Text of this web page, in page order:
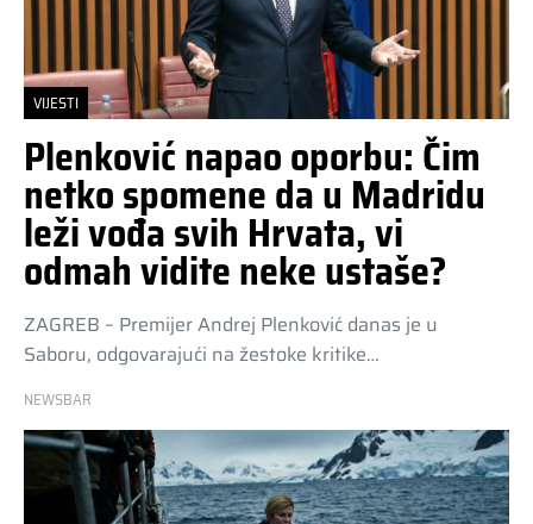
VIJESTI
Plenković napao oporbu: Čim
netko spomene da u Madridu
leži vođa svih Hrvata, vi
odmah vidite neke ustaše?
ZAGREB – Premijer Andrej Plenković danas je u
Saboru, odgovarajući na žestoke kritike…
NEWSBAR